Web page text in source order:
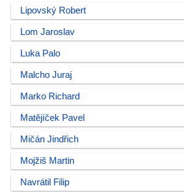
Lipovský Robert
Lom Jaroslav
Luka Palo
Malcho Juraj
Marko Richard
Matějíček Pavel
Mičán Jindřich
Mojžiš Martin
Navrátil Filip